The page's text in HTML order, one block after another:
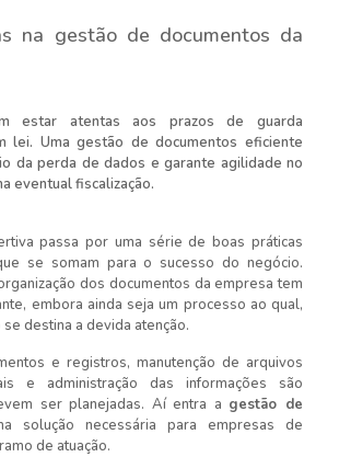
na gestão de documentos da
estar atentas aos prazos de guarda
lei. Uma gestão de documentos eficiente
da perda de dados e garante agilidade no
eventual fiscalização.
passa por uma série de boas práticas
se somam para o sucesso do negócio.
dos documentos da empresa tem
embora ainda seja um processo ao qual,
destina a devida atenção.
e registros, manutenção de arquivos
e administração das informações são
ser planejadas. Aí entra a gestão de
solução necessária para empresas de
de atuação.